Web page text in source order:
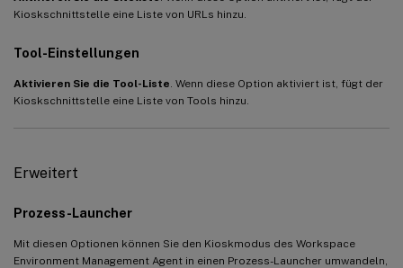
Kioskschnittstelle eine Liste von URLs hinzu.
Tool-Einstellungen
Aktivieren Sie die Tool-Liste . Wenn diese Option aktiviert ist, fügt der
Kioskschnittstelle eine Liste von Tools hinzu.
Erweitert
Prozess-Launcher
Mit diesen Optionen können Sie den Kioskmodus des Workspace
Environment Management Agent in einen Prozess-Launcher umwandeln,